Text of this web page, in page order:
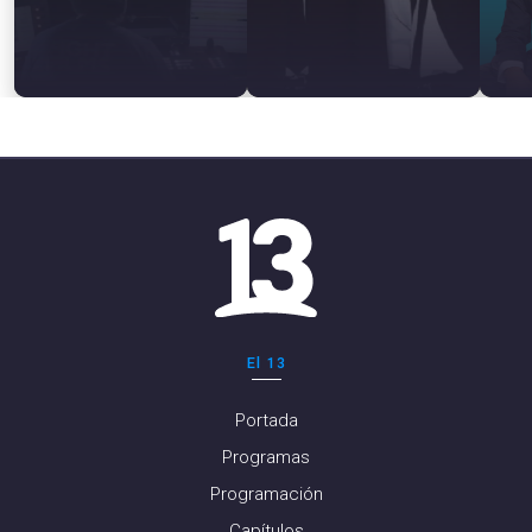
El 13
Portada
Programas
Programación